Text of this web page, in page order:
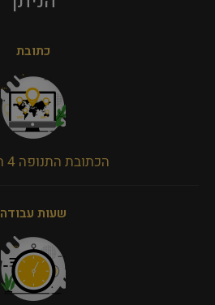
כתובת
הכתובת התנופה 4 תל אביב
שעות עבודה